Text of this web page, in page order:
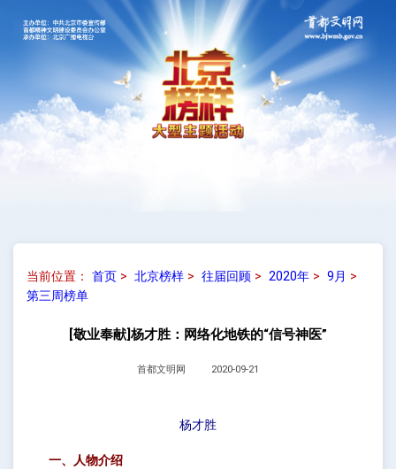
当前位置： 首页> 北京榜样> 往届回顾> 2020年> 9月 >
第三周榜单
[敬业奉献]杨才胜：网络化地铁的“信号神医”
首都文明网 2020-09-21
杨才胜
一、人物介绍